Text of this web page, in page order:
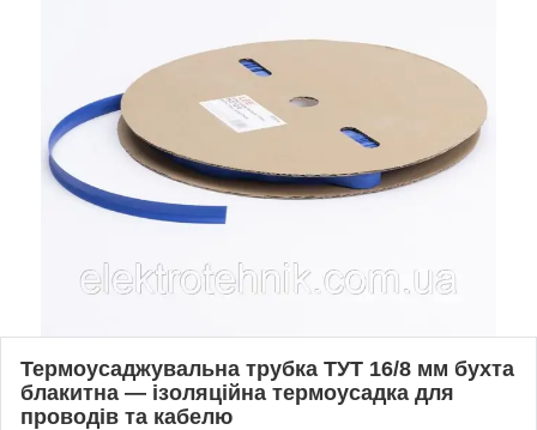
Термоусаджувальна трубка ТУТ 16/8 мм бухта
блакитна — ізоляційна термоусадка для
проводів та кабелю